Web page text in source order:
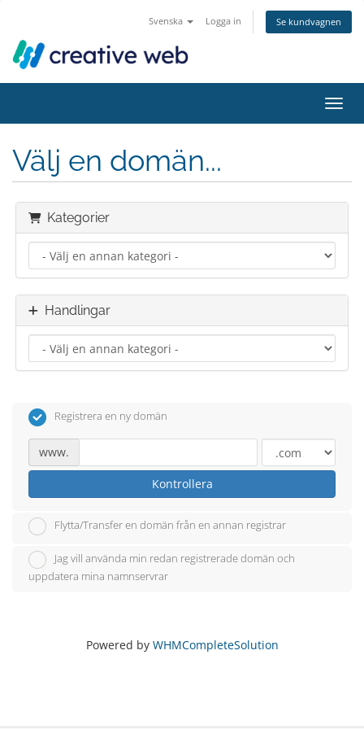
Svenska Logga in Se kundvagnen
Välj en domän...
Kategorier
Handlingar
Registrera en ny domän
www.
Kontrollera
Flytta/Transfer en domän från en annan registrar
Jag vill använda min redan registrerade domän och
uppdatera mina namnservrar
Powered by WHMCompleteSolution